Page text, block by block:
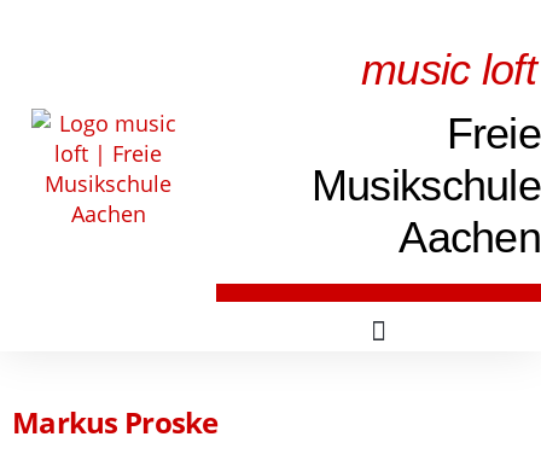
music loft
Freie
Musikschule
Aachen
Markus Proske